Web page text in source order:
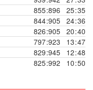
855:896 25:35
844:905 24:36
826:905 20:40
797:923 13:47
829:945 12:48
825:992 10:50